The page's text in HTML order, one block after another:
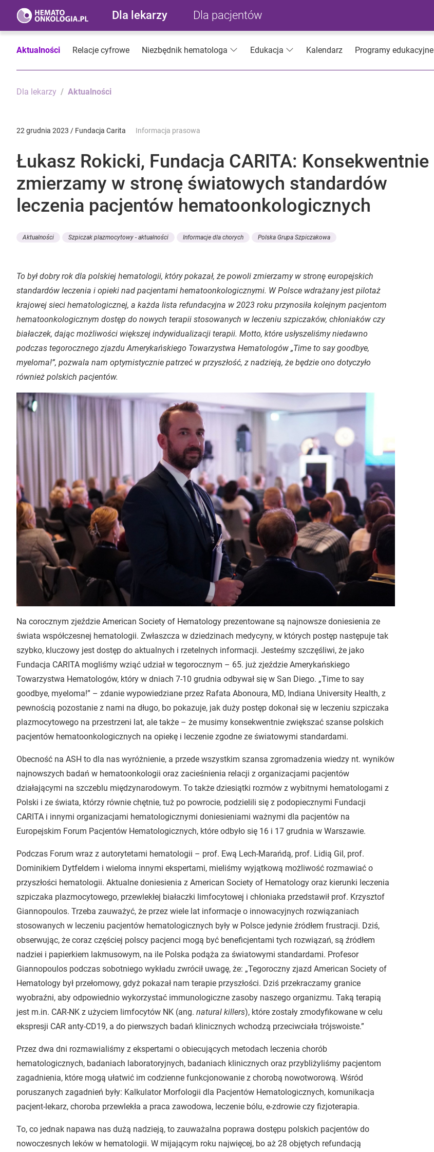
Dla lekarzy Dla pacjentów
Aktualności Relacje cyfrowe Niezbędnik hematologa Edukacja Kalendarz Programy edukacyjne
Dla lekarzy Aktualności
22 grudnia 2023 / Fundacja Carita Informacja prasowa
Łukasz Rokicki, Fundacja CARITA: Konsekwentnie
zmierzamy w stronę światowych standardów
leczenia pacjentów hematoonkologicznych
Aktualności Szpiczak plazmocytowy - aktualności Informacje dla chorych Polska Grupa Szpiczakowa
To był dobry rok dla polskiej hematologii, który pokazał, że powoli zmierzamy w stronę europejskich
standardów leczenia i opieki nad pacjentami hematoonkologicznymi. W Polsce wdrażany jest pilotaż
krajowej sieci hematologicznej, a każda lista refundacyjna w 2023 roku przynosiła kolejnym pacjentom
hematoonkologicznym dostęp do nowych terapii stosowanych w leczeniu szpiczaków, chłoniaków czy
białaczek, dając możliwości większej indywidualizacji terapii. Motto, które usłyszeliśmy niedawno
podczas tegorocznego zjazdu Amerykańskiego Towarzystwa Hematologów „Time to say goodbye,
myeloma!”, pozwala nam optymistycznie patrzeć w przyszłość, z nadzieją, że będzie ono dotyczyło
również polskich pacjentów.
Na corocznym zjeździe American Society of Hematology prezentowane są najnowsze doniesienia ze
świata współczesnej hematologii. Zwłaszcza w dziedzinach medycyny, w których postęp następuje tak
szybko, kluczowy jest dostęp do aktualnych i rzetelnych informacji. Jesteśmy szczęśliwi, że jako
Fundacja CARITA mogliśmy wziąć udział w tegorocznym – 65. już zjeździe Amerykańskiego
Towarzystwa Hematologów, który w dniach 7-10 grudnia odbywał się w San Diego. „Time to say
goodbye, myeloma!” – zdanie wypowiedziane przez Rafata Abonoura, MD, Indiana University Health, z
pewnością pozostanie z nami na długo, bo pokazuje, jak duży postęp dokonał się w leczeniu szpiczaka
plazmocytowego na przestrzeni lat, ale także – że musimy konsekwentnie zwiększać szanse polskich
pacjentów hematoonkologicznych na opiekę i leczenie zgodne ze światowymi standardami.
Obecność na ASH to dla nas wyróżnienie, a przede wszystkim szansa zgromadzenia wiedzy nt. wyników
najnowszych badań w hematoonkologii oraz zacieśnienia relacji z organizacjami pacjentów
działającymi na szczeblu międzynarodowym. To także dziesiątki rozmów z wybitnymi hematologami z
Polski i ze świata, którzy równie chętnie, tuż po powrocie, podzielili się z podopiecznymi Fundacji
CARITA i innymi organizacjami hematologicznymi doniesieniami ważnymi dla pacjentów na
Europejskim Forum Pacjentów Hematologicznych, które odbyło się 16 i 17 grudnia w Warszawie.
Podczas Forum wraz z autorytetami hematologii – prof. Ewą Lech-Marańdą, prof. Lidią Gil, prof.
Dominikiem Dytfeldem i wieloma innymi ekspertami, mieliśmy wyjątkową możliwość rozmawiać o
przyszłości hematologii. Aktualne doniesienia z American Society of Hematology oraz kierunki leczenia
szpiczaka plazmocytowego, przewlekłej białaczki limfocytowej i chłoniaka przedstawił prof. Krzysztof
Giannopoulos. Trzeba zauważyć, że przez wiele lat informacje o innowacyjnych rozwiązaniach
stosowanych w leczeniu pacjentów hematologicznych były w Polsce jedynie źródłem frustracji. Dziś,
obserwując, że coraz częściej polscy pacjenci mogą być beneficjentami tych rozwiązań, są źródłem
nadziei i papierkiem lakmusowym, na ile Polska podąża za światowymi standardami. Profesor
Giannopoulos podczas sobotniego wykładu zwrócił uwagę, że: „Tegoroczny zjazd American Society of
Hematology był przełomowy, gdyż pokazał nam terapie przyszłości. Dziś przekraczamy granice
wyobraźni, aby odpowiednio wykorzystać immunologiczne zasoby naszego organizmu. Taką terapią
jest m.in. CAR-NK z użyciem limfocytów NK (ang. natural killers), które zostały zmodyfikowane w celu
ekspresji CAR anty-CD19, a do pierwszych badań klinicznych wchodzą przeciwciała trójswoiste.”
Przez dwa dni rozmawialiśmy z ekspertami o obiecujących metodach leczenia chorób
hematologicznych, badaniach laboratoryjnych, badaniach klinicznych oraz przybliżyliśmy pacjentom
zagadnienia, które mogą ułatwić im codzienne funkcjonowanie z chorobą nowotworową. Wśród
poruszanych zagadnień były: Kalkulator Morfologii dla Pacjentów Hematologicznych, komunikacja
pacjent-lekarz, choroba przewlekła a praca zawodowa, leczenie bólu, e-zdrowie czy fizjoterapia.
To, co jednak napawa nas dużą nadzieją, to zauważalna poprawa dostępu polskich pacjentów do
nowoczesnych leków w hematologii. W mijającym roku najwięcej, bo aż 28 objętych refundacją